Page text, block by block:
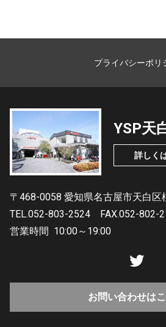
プライバシーポリ
YSP天
詳しく
〒468-0058 愛知県名古屋市天白区
TEL.052-803-2524
FAX.052-802-
営業時間 10:00～19:00
お問い合わせは